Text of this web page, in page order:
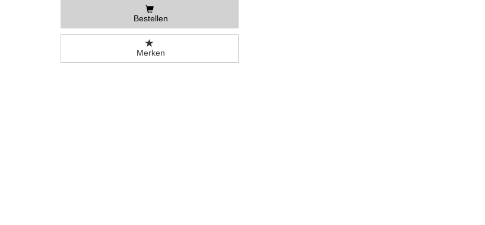
Bestellen
Merken